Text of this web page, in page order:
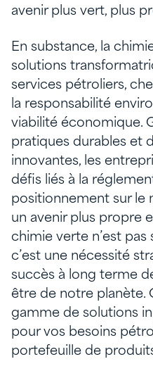
avenir plus vert, plus
En substance, la
solutions
services pétroliers,
la responsabilité
viabilité économique.
pratiques durables et
innovantes, les
défis liés à la
positionnement sur le
un avenir plus propre
chimie verte n’est
c’est une nécessité
succès à long terme
être de notre planète.
gamme de solutions
pour vos besoins
portefeuille de